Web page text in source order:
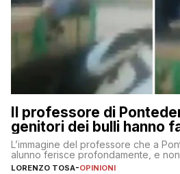
Il professore di
genitori dei bulli hanno
L’immagine del professore che a
alunno ferisce profondamente, e
LORENZO TOSA-OPINIONI